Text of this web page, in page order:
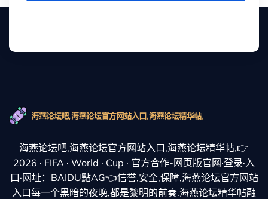
海燕论坛吧,海燕论坛官方网站入口,海燕论坛精华帖,👉
2026 · FIFA · World · Cup · 官方合作-网页版官网·登录·入
口·网址：BAIDU點AG👈信誉,安全,保障,海燕论坛官方网站
入口每一个黑暗的夜晚,都是黎明的前奏.海燕论坛精华帖融